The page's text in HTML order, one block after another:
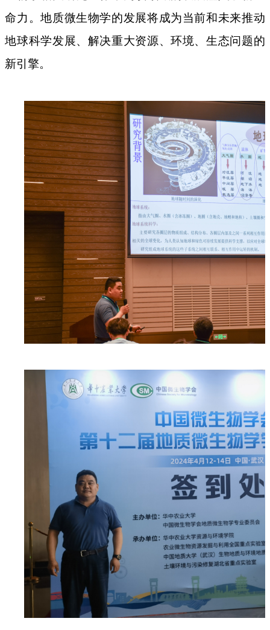
命力。地质微生物学的发展将成为当前和未来推动
地球科学发展、解决重大资源、环境、生态问题的
新引擎。